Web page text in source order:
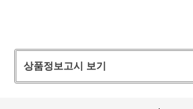
상품정보고시 보기